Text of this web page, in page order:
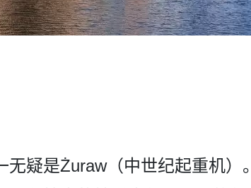
疑是Żuraw（中世纪起重机）